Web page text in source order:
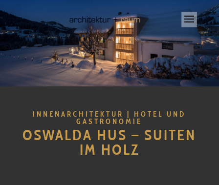
INNENARCHITEKTUR | HOTEL UND
GASTRONOMIE
OSWALDA HUS – SUITEN
IM HOLZ